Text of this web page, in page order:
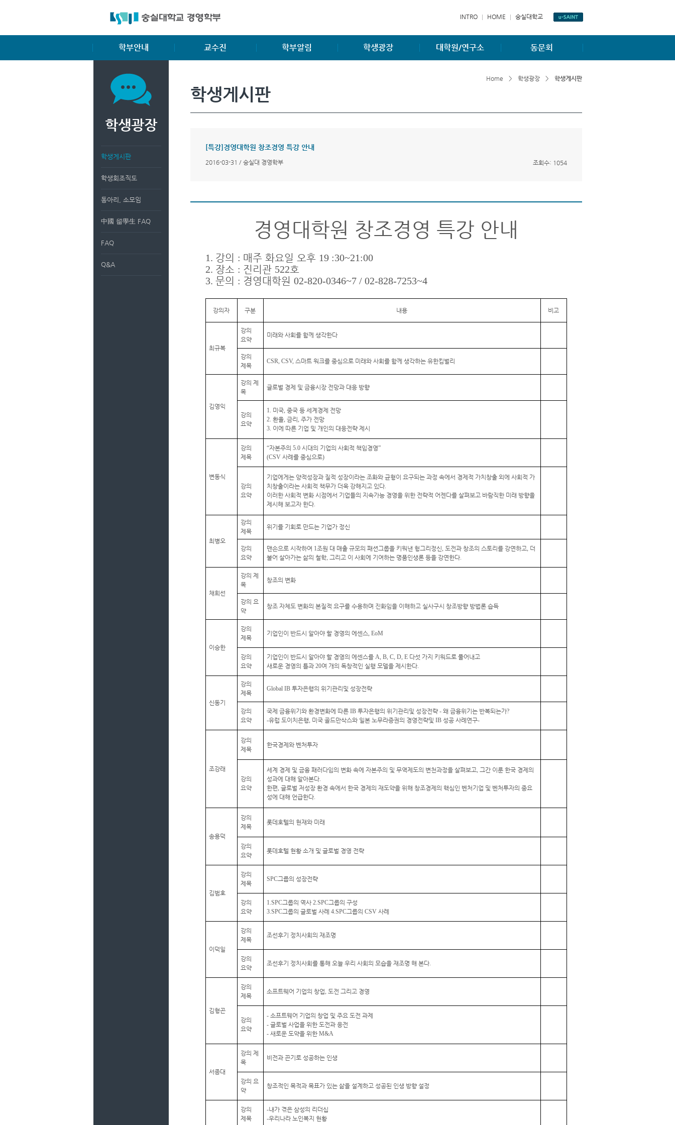
INTRO HOME 숭실대학교
학부안내
학부소개
학부장 인사말
입학안내
복수/부전공
장학제도
교수진
명예교수
학부알림
공지사항
학생광장 대학원/연구소 동문회
동문게시판
학생광장
학생게시판
학생회조직도
동아리, 소모임
中國 留學生 FAQ
FAQ
Q&A
Home > 학생광장 > 학생게시판
학생게시판
[특강]경영대학원 창조경영 특강 안내
2016-03-31 / 숭실대 경영학부 조회수: 1054
경영대학원 창조경영 특강 안내
1. 강의 : 매주 화요일 오후 19 :30~21:00
2. 장소 : 진리관 522호
3. 문의 : 경영대학원 02-820-0346~7 / 02-828-7253~4
강의자 구분 내용 비고
최규복
강의
요약
미래와 사회를 함께 생각한다
강의
제목
CSR, CSV,스마트 워크를 중심으로 미래와 사회를 함께 생각하는 유한킴벌리
김영익
강의 제
목
글로벌 경제 및 금융시장 전망과 대응 방향
강의
요약
1. 미국,중국 등 세계경제 전망
2.환율,금리,주가 전망
3. 이에 따른 기업 및 개인의 대응전략 제시
변동식
강의
제목
“자본주의5.0 시대의 기업의 사회적 책임경영”
(CSV사례를 중심으로)
강의
요약
기업에게는 양적성장과 질적 성장이라는 조화와 균형이 요구되는 과정 속에서 경제적 가치창출 외에 사회적 가
치창출이라는 사회적 책무가 더욱 강해지고 있다.
이러한 사회적 변화 시점에서 기업들의 지속가능 경영을 위한 전략적 어젠다를 살펴보고 바람직한 미래 방향을
제시해 보고자 한다.
최병오
강의
제목
위기를 기회로 만드는 기업가 정신
강의
요약
맨손으로 시작하여 1조원 대 매출 규모의 패션그룹을 키워낸 헝그리정신,도전과 창조의 스토리를 강연하고, 더
불어 살아가는 삶의 철학,그리고 이 사회에 기여하는 명품인생론 등을 강연한다.
채희선
강의 제
목
창조의 변화
강의 요
약
창조 자체도 변화의 본질적 요구를 수용하며 진화임을 이해하고 실사구시 창조방향 방법론 습득
이승한
강의
제목
기업인이 반드시 알아야 할 경영의 에센스, EoM
강의
요약
기업인이 반드시 알아야 할 경영의 에센스를A, B, C, D, E 다섯 가지 키워드로 풀어내고
새로운 경영의 틀과20여 개의 독창적인 실행 모델을 제시한다.
신동기
강의
제목
Global IB투자은행의 위기관리및 성장전략
강의
요약
국제 금융위기와 환경변화에 따른IB투자은행의 위기관리및 성장전략-왜 금융위기는 반복되는가?
-유럽 도이치은행, 미국 골드만삭스와 일본 노무라증권의 경영전략및IB성공 사례연구-
조강래
강의
제목
한국경제와 벤처투자
강의
요약
세계 경제 및 금융 패러다임의 변화 속에 자본주의 및 무역제도의 변천과정을 살펴보고,그간 이룬 한국 경제의
성과에 대해 알아본다.
한편,글로벌 저성장 환경 속에서 한국 경제의 재도약을 위해 창조경제의 핵심인 벤처기업 및 벤처투자의 중요
성에 대해 언급한다.
송용덕
강의
제목
롯데호텔의 현재와 미래
강의
요약
롯데호텔 현황 소개 및 글로벌 경영 전략
김범호
강의
제목
SPC그룹의 성장전략
강의
요약
1.SPC그룹의 역사2.SPC그룹의 구성
3.SPC그룹의 글로벌 사례4.SPC그룹의CSV사례
이덕일
강의
제목
조선후기 정치사회의 재조명
강의
요약
조선후기 정치사회를 통해 오늘 우리 사회의 모습을 재조명 해 본다.
김형곤
강의
제목
소프트웨어 기업의 창업,도전 그리고 경영
강의
요약
-소프트웨어 기업의 창업 및 주요 도전 과제
-글로벌 사업을 위한 도전과 응전
-새로운 도약을 위한M&A
서종대
강의 제
목
비전과 끈기로 성공하는 인생
강의 요
약
창조적인 목적과 목표가 있는 삶을 설계하고 성공된 인생 방향 설정
강의
제목
-내가 겪은 삼성의 리더십
-우리나라 노인복지 현황